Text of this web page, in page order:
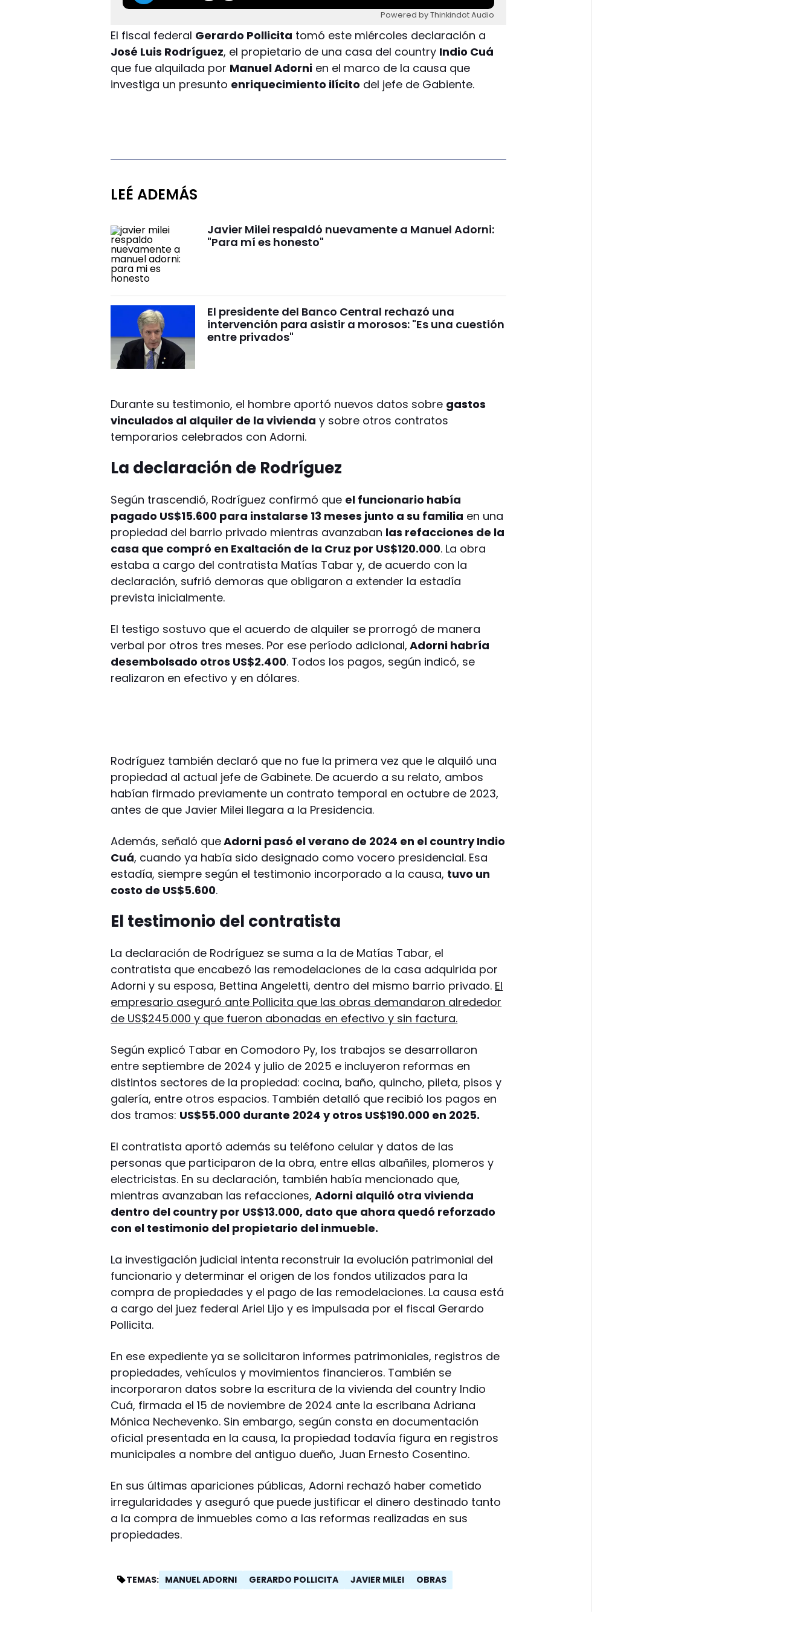
Powered by Thinkindot Audio
El fiscal federal Gerardo Pollicita tomó este miércoles declaración a
José Luis Rodríguez, el propietario de una casa del country Indio Cuá
que fue alquilada por Manuel Adorni en el marco de la causa que
investiga un presunto enriquecimiento ilícito del jefe de Gabiente.
LEÉ ADEMÁS
Javier Milei respaldó nuevamente a Manuel Adorni:
"Para mí es honesto"
El presidente del Banco Central rechazó una
intervención para asistir a morosos: "Es una cuestión
entre privados"
Durante su testimonio, el hombre aportó nuevos datos sobre gastos
vinculados al alquiler de la vivienda y sobre otros contratos
temporarios celebrados con Adorni.
La declaración de Rodríguez
Según trascendió, Rodríguez confirmó que el funcionario había
pagado US$15.600 para instalarse 13 meses junto a su familia en una
propiedad del barrio privado mientras avanzaban las refacciones de la
casa que compró en Exaltación de la Cruz por US$120.000. La obra
estaba a cargo del contratista Matías Tabar y, de acuerdo con la
declaración, sufrió demoras que obligaron a extender la estadía
prevista inicialmente.
El testigo sostuvo que el acuerdo de alquiler se prorrogó de manera
verbal por otros tres meses. Por ese período adicional, Adorni habría
desembolsado otros US$2.400. Todos los pagos, según indicó, se
realizaron en efectivo y en dólares.
Rodríguez también declaró que no fue la primera vez que le alquiló una
propiedad al actual jefe de Gabinete. De acuerdo a su relato, ambos
habían firmado previamente un contrato temporal en octubre de 2023,
antes de que Javier Milei llegara a la Presidencia.
Además, señaló queAdorni pasó el verano de 2024 en el country Indio
Cuá, cuando ya había sido designado como vocero presidencial. Esa
estadía, siempre según el testimonio incorporado a la causa, tuvo un
costo de US$5.600.
El testimonio del contratista
La declaración de Rodríguez se suma a la de Matías Tabar, el
contratista que encabezó las remodelaciones de la casa adquirida por
Adorni y su esposa, Bettina Angeletti, dentro del mismo barrio privado. El
empresario aseguró ante Pollicita que las obras demandaron alrededor
de US$245.000 y que fueron abonadas en efectivo y sin factura.
Según explicó Tabar en Comodoro Py, los trabajos se desarrollaron
entre septiembre de 2024 y julio de 2025 e incluyeron reformas en
distintos sectores de la propiedad: cocina, baño, quincho, pileta, pisos y
galería, entre otros espacios. También detalló que recibió los pagos en
dos tramos: US$55.000 durante 2024 y otros US$190.000 en 2025.
El contratista aportó además su teléfono celular y datos de las
personas que participaron de la obra, entre ellas albañiles, plomeros y
electricistas. En su declaración, también había mencionado que,
mientras avanzaban las refacciones,Adorni alquiló otra vivienda
dentro del country por US$13.000, dato que ahora quedó reforzado
con el testimonio del propietario del inmueble.
La investigación judicial intenta reconstruir la evolución patrimonial del
funcionario y determinar el origen de los fondos utilizados para la
compra de propiedades y el pago de las remodelaciones. La causa está
a cargo del juez federal Ariel Lijo y es impulsada por el fiscal Gerardo
Pollicita.
En ese expediente ya se solicitaron informes patrimoniales, registros de
propiedades, vehículos y movimientos financieros. También se
incorporaron datos sobre la escritura de la vivienda del country Indio
Cuá, firmada el 15 de noviembre de 2024 ante la escribana Adriana
Mónica Nechevenko. Sin embargo, según consta en documentación
oficial presentada en la causa, la propiedad todavía figura en registros
municipales a nombre del antiguo dueño, Juan Ernesto Cosentino.
En sus últimas apariciones públicas, Adorni rechazó haber cometido
irregularidades y aseguró que puede justificar el dinero destinado tanto
a la compra de inmuebles como a las reformas realizadas en sus
propiedades.
TEMAS: MANUEL ADORNI GERARDO POLLICITA JAVIER MILEI OBRAS